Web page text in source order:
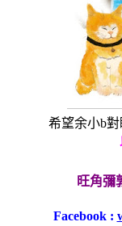
希望余小b對
旺角彌
Facebook :